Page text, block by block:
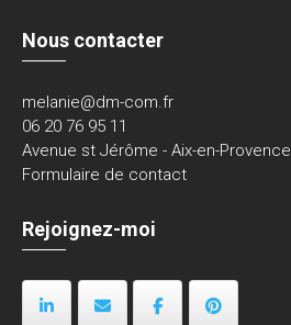
Nous contacter
melanie@dm-com.fr
06 20 76 95 11
Avenue st Jérôme - Aix-en-Provence
Formulaire de contact
Rejoignez-moi